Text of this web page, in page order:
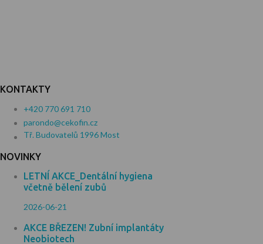
KONTAKTY
+420 770 691 710
parondo@cekofin.cz
Tř. Budovatelů 1996 Most
NOVINKY
LETNÍ AKCE_Dentální hygiena
včetně bělení zubů
2026-06-21
AKCE BŘEZEN! Zubní implantáty
Neobiotech